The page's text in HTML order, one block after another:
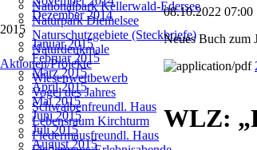
Nationalpark Kellerwald-Edersee
Naturpark Diemelsee
Naturschutzgebiete (Steckbriefe)
Naturdenkmale
Aktionen/Projekte
Wiesenwettbewerb
Vogel des Jahres
Schwalbenfreundl. Haus
Lebensraum Kirchturm
Fledermausfreundl. Haus
Dezember 2014
2015
Januar 2015
Februar 2015
März 2015
April 2015
Mai 2015
Juni 2015
Juli 2015
August 2015
08.10.2022 07:00
Neues Buch zum
WLZ: